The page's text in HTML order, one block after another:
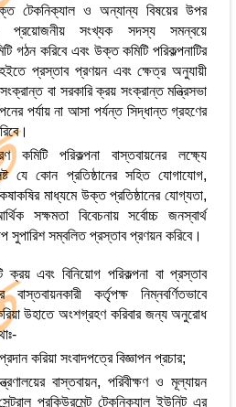
টেকনিক্যাল ও অন্যান্য বিষয়ের উপর
প্রয়োজনীয় সংখ্যক সদস্য সমন্বয়ে
গঠন করিবে এবং উক্ত কমিটি পরিকল্পনাটির
হইতে প্রস্তাব প্রণয়ন এবং ক্ষেত্র অনুযায়ী
বা সরকারি ক্রয় সংক্রান্ত মন্ত্রিসভা
পর্যায় না আসা পর্যন্ত সিদ্ধান্ত গ্রহণের
কমিটি পরিকল্পনা বাস্তবায়নের লক্ষ্যে
যে কোন প্রতিষ্ঠানের সহিত যোগাযোগ,
মাধ্যমে উক্ত প্রতিষ্ঠানের যোগ্যতা,
সক্ষমতা বিবেচনায় সর্বোচ্চ জনস্বার্থ
সুপারিশ সম্বলিত প্রস্তাব প্রণয়ন করিবে।
এবং বিনিয়োগ পরিকল্পনা বা প্রস্তাব
বাস্তবায়নকারী কর্তৃপক্ষ নিম্নবর্ণিতভাবে
উহাতে অংশগ্রহণ করিবার জন্য অনুরোধ
করিয়া সংবাদপত্রে বিজ্ঞাপন প্রচার;
বাস্তবায়ন, পরিবীক্ষণ ও মূল্যায়ন
প্রকিউরমেন্ট টেকনিক্যাল ইউনিট এর